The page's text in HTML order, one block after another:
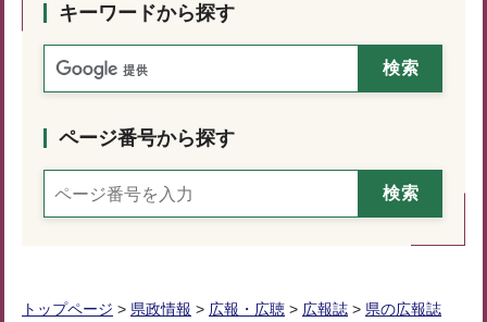
キーワードから探す
ページ番号から探す
トップページ > 県政情報 > 広報・広聴 > 広報誌 > 県の広報誌